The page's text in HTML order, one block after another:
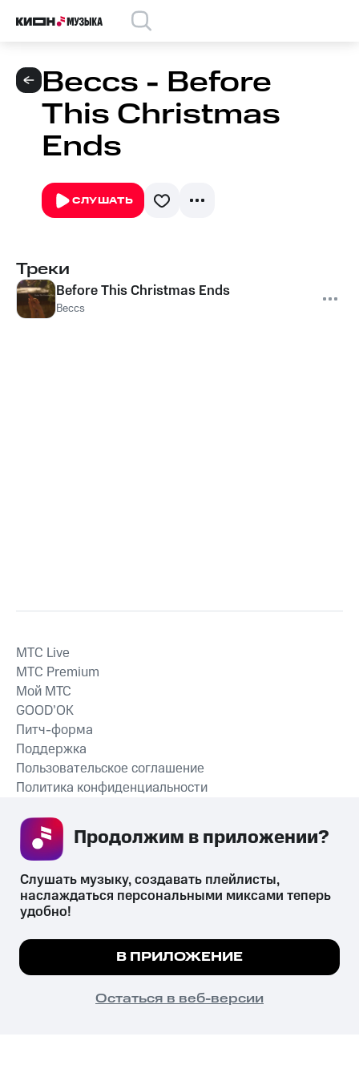
Beccs - Before
This Christmas
Ends
СЛУШАТЬ
Треки
Before This Christmas Ends
Beccs
СКАЧАТЬ ПРИЛОЖЕНИЕ
MTС Live
MTС Premium
Мой МТС
GOOD’OK
Питч-форма
Поддержка
Пользовательское соглашение
Политика конфиденциальности
психотропных веществ, их аналогов причиняет вред здоровью,
их незаконный оборот запрещён и влечёт установленную
законодательством ответственность.
© 2026 ООО «КИОН».
Все права защищены
Мы используем куки, чтобы на сайте все
Подробнее
ПОНЯТНО
Слушать музыку, создавать плейлисты,
наслаждаться персональными миксами теперь
удобно!
В ПРИЛОЖЕНИЕ
Остаться в веб-версии